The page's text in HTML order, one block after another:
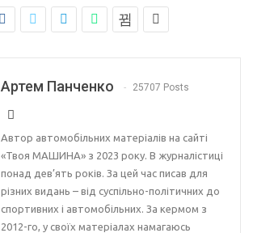
Артем Панченко 25707 Posts
Автор автомобільних матеріалів на сайті
«Твоя МАШИНА» з 2023 року. В журналістиці
понад дев’ять років. За цей час писав для
різних видань – від суспільно-політичних до
спортивних і автомобільних. За кермом з
2012-го, у своїх матеріалах намагаюсь